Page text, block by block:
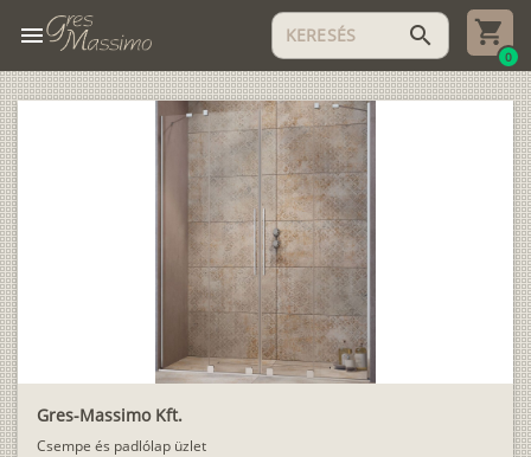
menu search
0
Gres-Massimo Kft.
Csempe és padlólap üzlet